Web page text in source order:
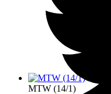
MTW (14/1)